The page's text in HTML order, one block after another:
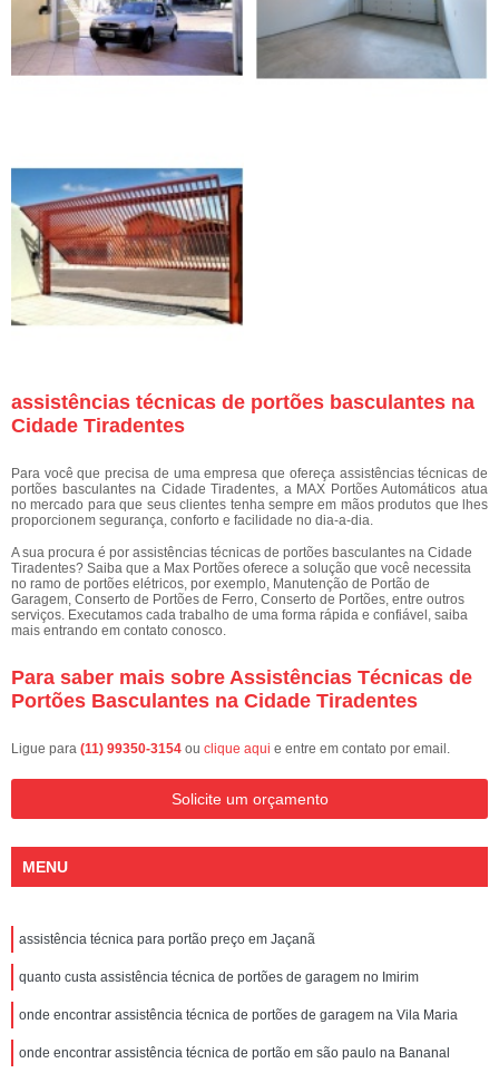
assistências técnicas de portões basculantes na
Cidade Tiradentes
Para você que precisa de uma empresa que ofereça assistências técnicas de
portões basculantes na Cidade Tiradentes, a MAX Portões Automáticos atua
no mercado para que seus clientes tenha sempre em mãos produtos que lhes
proporcionem segurança, conforto e facilidade no dia-a-dia.
A sua procura é por assistências técnicas de portões basculantes na Cidade
Tiradentes? Saiba que a Max Portões oferece a solução que você necessita
no ramo de portões elétricos, por exemplo, Manutenção de Portão de
Garagem, Conserto de Portões de Ferro, Conserto de Portões, entre outros
serviços. Executamos cada trabalho de uma forma rápida e confiável, saiba
mais entrando em contato conosco.
Para saber mais sobre Assistências Técnicas de
Portões Basculantes na Cidade Tiradentes
Ligue para (11) 99350-3154 ou clique aqui e entre em contato por email.
Solicite um orçamento
MENU
assistência técnica para portão preço em Jaçanã
quanto custa assistência técnica de portões de garagem no Imirim
onde encontrar assistência técnica de portões de garagem na Vila Maria
onde encontrar assistência técnica de portão em são paulo na Bananal